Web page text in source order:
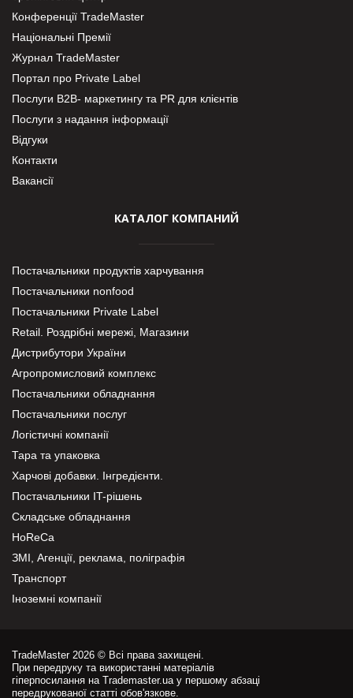
Конференції TradeMaster
Національні Премії
Журнал TradeMaster
Портал про Private Label
Послуги В2В- маркетингу та PR для клієнтів
Послуги з надання інформації
Відгуки
Контакти
Вакансії
КАТАЛОГ КОМПАНИЙ
Постачальники продуктів харчування
Постачальники nonfood
Постачальники Private Label
Retail. Роздрібні мережі, Магазини
Дистрибутори України
Агропромисловий комплекс
Постачальники обладнання
Постачальники послуг
Логістичні компанії
Тара та упаковка
Харчові добавки. Інгредієнти.
Постачальники IT-рішень
Складське обладнання
HoReCa
ЗМІ, Агенції, реклама, поліграфія
Транспорт
Іноземні компанії
TradeMaster 2026 © Всі права захищені.
При передруку та використанні матеріалів
гіперпосилання на Trademaster.ua у першому абзаці
передрукованої статті обов'язкове.